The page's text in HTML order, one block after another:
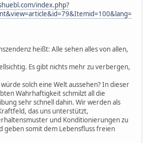
index.php?
heißt: Alle sehen alles von allen,
Es gibt nichts mehr zu verbergen,
solch eine Welt aussehen? In dieser
Wahrhaftigkeit schmilzt all die
sehr schnell dahin. Wir werden als
das uns unterstützt,
und Konditionierungen zu
geben somit dem Lebensfluss freien